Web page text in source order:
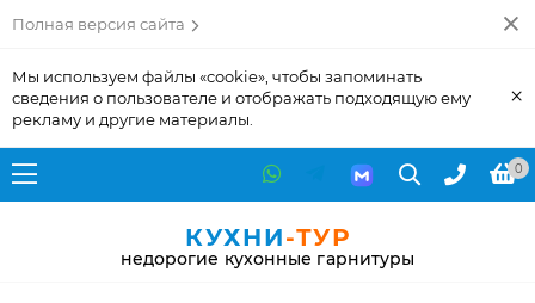
Полная версия сайта
Мы используем файлы «cookie», чтобы запоминать
сведения о пользователе и отображать подходящую ему
рекламу и другие материалы.
×
0
КУХНИ-ТУР
недорогие кухонные гарнитуры